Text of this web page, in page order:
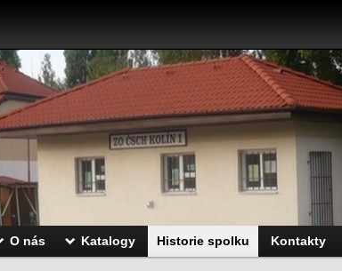
O nás Katalogy Historie spolku Kontakty